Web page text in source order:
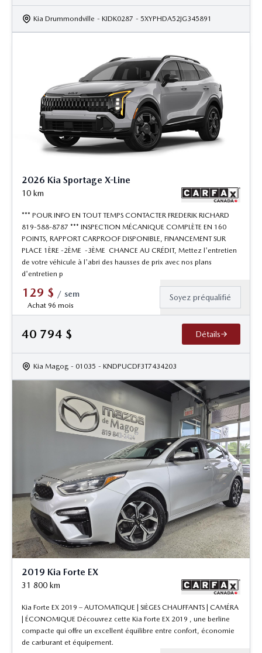
Kia Drummondville - KIDK0287 - 5XYPHDA52JG345891
2026 Kia Sportage X-Line
10 km
*** POUR INFO EN TOUT TEMPS CONTACTER FREDERIK RICHARD
819-588-8787 *** INSPECTION MÉCANIQUE COMPLÈTE EN 160
POINTS, RAPPORT CARPROOF DISPONIBLE, FINANCEMENT SUR
PLACE 1ÈRE -2ÈME -3ÈME CHANCE AU CRÉDIT, Mettez l'entretien
de votre véhicule à l'abri des hausses de prix avec nos plans
d'entretien p
129 $ / sem
Achat 96 mois
Soyez préqualifié
40 794 $ Détails
Kia Magog - 01035 - KNDPUCDF3T7434203
2019 Kia Forte EX
31 800 km
Kia Forte EX 2019 – AUTOMATIQUE | SIÈGES CHAUFFANTS | CAMÉRA
| ÉCONOMIQUE Découvrez cette Kia Forte EX 2019 , une berline
compacte qui offre un excellent équilibre entre confort, économie
de carburant et équipement.